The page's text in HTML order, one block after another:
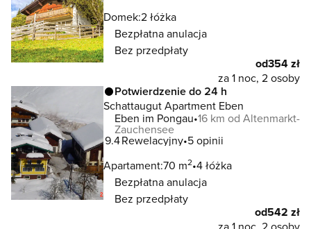
Domek:2 łóżka
Bezpłatna anulacja
Bez przedpłaty
od354 zł
za 1 noc, 2 osoby
Potwierdzenie do 24 h
Schattaugut Apartment Eben
Eben im Pongau 16 km od Altenmarkt-
Zauchensee
9.4Rewelacyjny 5 opinii
Apartament:70 m2 4 łóżka
Bezpłatna anulacja
Bez przedpłaty
od542 zł